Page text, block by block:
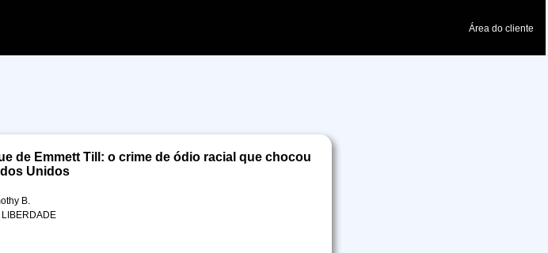
Área do cliente
de Emmett Till: o crime de ódio racial que chocou
Unidos
B.
LIBERDADE